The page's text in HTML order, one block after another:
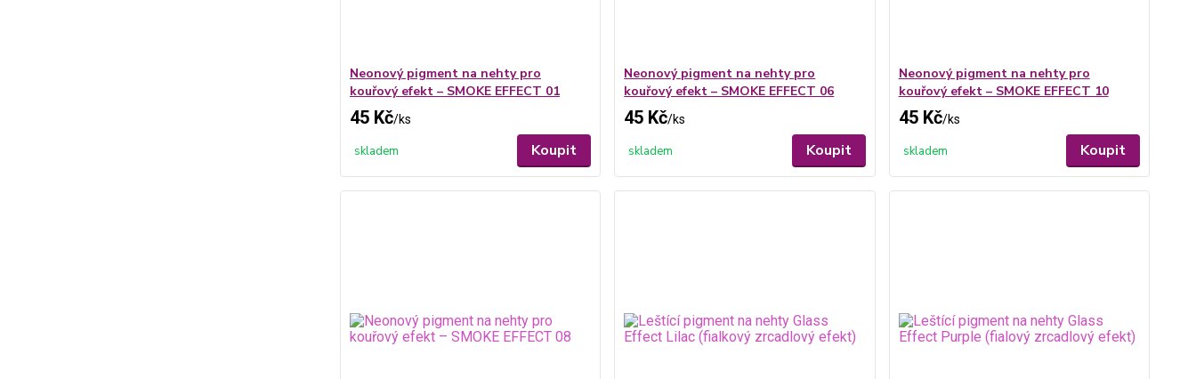
Neonový pigment na nehty pro
kouřový efekt – SMOKE EFFECT 01
45 Kč/ks
skladem Koupit
Neonový pigment na nehty pro
kouřový efekt – SMOKE EFFECT 06
45 Kč/ks
skladem Koupit
Neonový pigment na nehty pro
kouřový efekt – SMOKE EFFECT 10
45 Kč/ks
skladem Koupit